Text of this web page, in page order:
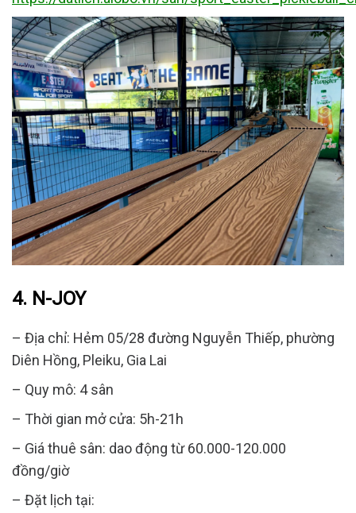
4. N-JOY
– Địa chỉ: Hẻm 05/28 đường Nguyễn Thiếp, phường
Diên Hồng, Pleiku, Gia Lai
– Quy mô: 4 sân
– Thời gian mở cửa: 5h-21h
– Giá thuê sân: dao động từ 60.000-120.000
đồng/giờ
– Đặt lịch tại: